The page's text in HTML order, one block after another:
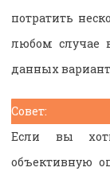
потратить
любом случае
данных
Совет:
Если вы
объективную